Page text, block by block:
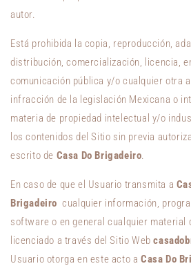
autor.
Está prohibida la copia, reproducción,
distribución, comercialización, licencia,
comunicación pública y/o cualquier otra
infracción de la legislación Mexicana o
materia de propiedad intelectual y/o
los contenidos del Sitio sin previa
escrito de Casa Do Brigadeiro.
En caso de que el Usuario transmita a
Brigadeiro cualquier información,
software o en general cualquier material
licenciado a través del Sitio Web
Usuario otorga en este acto aCasa Do